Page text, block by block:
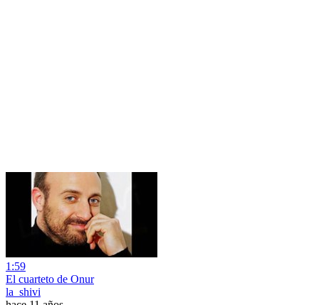
1:59
El cuarteto de Onur
la_shivi